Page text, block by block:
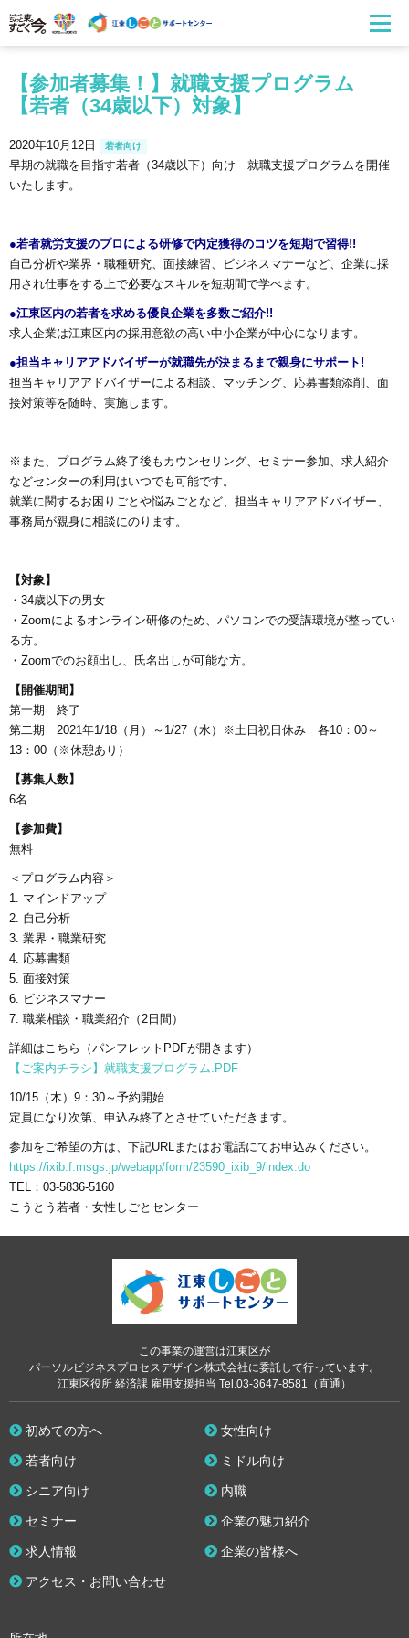
【参加者募集！】就職支援プログラム
【若者（34歳以下）対象】
2020年10月12日 若者向け
早期の就職を目指す若者（34歳以下）向け 就職支援プログラムを開催
いたします。
●若者就労支援のプロによる研修で内定獲得のコツを短期で習得!!
自己分析や業界・職種研究、面接練習、ビジネスマナーなど、企業に採
用され仕事をする上で必要なスキルを短期間で学べます。
●江東区内の若者を求める優良企業を多数ご紹介!!
求人企業は江東区内の採用意欲の高い中小企業が中心になります。
●担当キャリアアドバイザーが就職先が決まるまで親身にサポート!
担当キャリアアドバイザーによる相談、マッチング、応募書類添削、面
接対策等を随時、実施します。
※また、プログラム終了後もカウンセリング、セミナー参加、求人紹介
などセンターの利用はいつでも可能です。
就業に関するお困りごとや悩みごとなど、担当キャリアアドバイザー、
事務局が親身に相談にのります。
【対象】
・34歳以下の男女
・Zoomによるオンライン研修のため、パソコンでの受講環境が整ってい
る方。
・Zoomでのお顔出し、氏名出しが可能な方。
【開催期間】
第一期 終了
第二期 2021年1/18（月）～1/27（水）※土日祝日休み 各10：00～
13：00（※休憩あり）
【募集人数】
6名
【参加費】
無料
＜プログラム内容＞
1. マインドアップ
2. 自己分析
3. 業界・職業研究
4. 応募書類
5. 面接対策
6. ビジネスマナー
7. 職業相談・職業紹介（2日間）
詳細はこちら（パンフレットPDFが開きます）
【ご案内チラシ】就職支援プログラム.PDF
10/15（木）9：30～予約開始
定員になり次第、申込み終了とさせていただきます。
参加をご希望の方は、下記URLまたはお電話にてお申込みください。
https://ixib.f.msgs.jp/webapp/form/23590_ixib_9/index.do
TEL：03-5836-5160
こうとう若者・女性しごとセンター
この事業の運営は江東区が
パーソルビジネスプロセスデザイン株式会社に委託して行っています。
江東区役所 経済課 雇用支援担当 Tel.03-3647-8581（直通）
初めての方へ 女性向け
若者向け ミドル向け
シニア向け 内職
セミナー 企業の魅力紹介
求人情報 企業の皆様へ
アクセス・お問い合わせ